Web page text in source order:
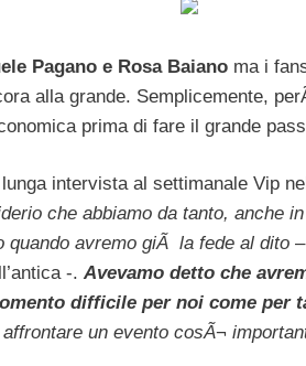
Pagano e Rosa Baiano ma i
alla grande. Semplicemente,
prima di fare il grande
intervista al settimanale Vip
che abbiamo da tanto, anche
quando avremo giÃ la fede al dito
-. Avevamo detto che
difficile per noi come per
un evento cosÃ¬